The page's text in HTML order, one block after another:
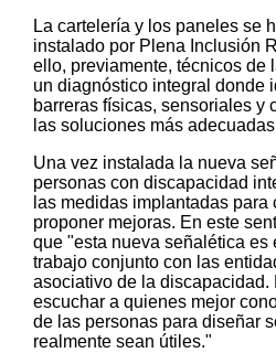
La cartelería y los paneles se
instalado por Plena Inclusión
ello, previamente, técnicos de
un diagnóstico integral donde
barreras físicas, sensoriales y
las soluciones más
Una vez instalada la nueva
personas con discapacidad
las medidas implantadas
proponer mejoras. En este
que "esta nueva señalética es
trabajo conjunto con las
asociativo de la discapacidad.
escuchar a quienes mejor
de las personas para diseñar
realmente sean útiles."